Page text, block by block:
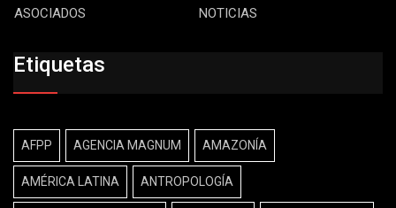
ASOCIADOS NOTICIAS
Etiquetas
AFPP AGENCIA MAGNUM AMAZONÍA
AMÉRICA LATINA ANTROPOLOGÍA